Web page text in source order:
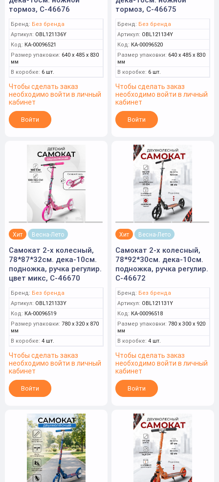
тормоз, С-46676
Бренд: Без бренда
Артикул: OBL121136Y
Код: КА-00096521
Размер упаковки: 640 x 485 x 830
мм
В коробке: 6 шт.
Чтобы сделать заказ
необходимо войти в личный
кабинет
Войти
тормоз, С-46675
Бренд: Без бренда
Артикул: OBL121134Y
Код: КА-00096520
Размер упаковки: 640 x 485 x 830
мм
В коробке: 6 шт.
Чтобы сделать заказ
необходимо войти в личный
кабинет
Войти
Хит Весна-Лето
Самокат 2-х колесный,
78*87*32см. дека-10см.
подножка, ручка регулир.
цвет микс, С-46670
Бренд: Без бренда
Артикул: OBL121133Y
Код: КА-00096519
Размер упаковки: 780 x 320 x 870
мм
В коробке: 4 шт.
Чтобы сделать заказ
необходимо войти в личный
кабинет
Войти
Хит Весна-Лето
Самокат 2-х колесный,
78*92*30см. дека-10см.
подножка, ручка регулир.
С-46672
Бренд: Без бренда
Артикул: OBL121131Y
Код: КА-00096518
Размер упаковки: 780 x 300 x 920
мм
В коробке: 4 шт.
Чтобы сделать заказ
необходимо войти в личный
кабинет
Войти